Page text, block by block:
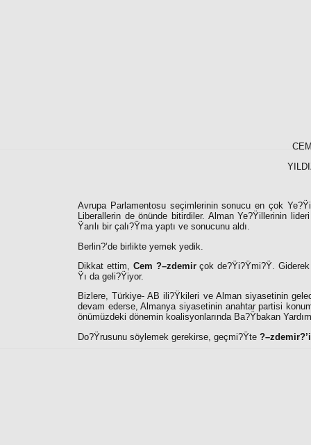
Avrupa Parlamentosu seçimlerinin sonucu en çok
Liberallerin de önünde bitirdiler. Alman Ye?Ÿillerinin
Ÿarılı bir çalı?Ÿma yaptı ve sonucunu aldı.
Berlin?’de birlikte yemek yedik.
Dikkat ettim, Cem ?–zdemirçok de?Ÿi?Ÿmi?Ÿ. Giderek
Ÿı da geli?Ÿiyor.
Bizlere, Türkiye- AB ili?Ÿkileri ve Alman siyasetinin
devam ederse, Almanya siyasetinin anahtar partisi
önümüzdeki dönemin koalisyonlarında Ba?Ÿbakan
Do?Ÿrusunu söylemek gerekirse, geçmi?Ÿte ?–zdemir?’i